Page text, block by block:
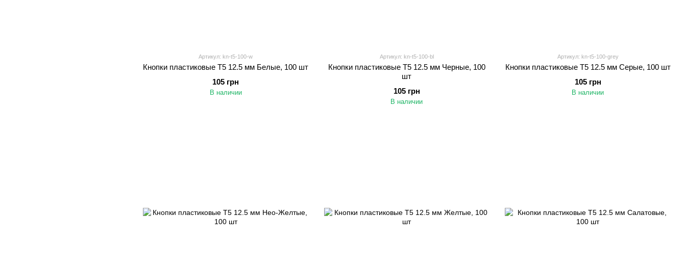
Артикул: kn-t5-100-w
Кнопки пластиковые Т5 12.5 мм Белые, 100 шт
105 грн
В наличии
Артикул: kn-t5-100-bl
Кнопки пластиковые Т5 12.5 мм Черные, 100
шт
105 грн
В наличии
Артикул: kn-t5-100-grey
Кнопки пластиковые Т5 12.5 мм Серые, 100 шт
105 грн
В наличии